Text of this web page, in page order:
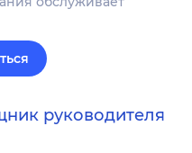
руководителя